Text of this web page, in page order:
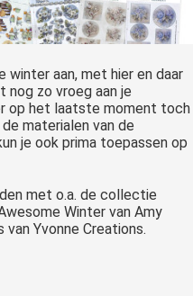
winter aan, met hier en daar
nog zo vroeg aan je
op het laatste moment toch
materialen van de
je ook prima toepassen op
met o.a. de collectie
Winter van Amy
Yvonne Creations.